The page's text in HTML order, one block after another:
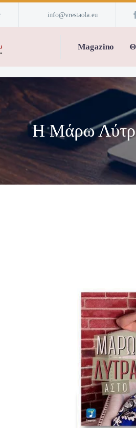
info@vrestaola.eu
Magazino
Η Μάρω Λύτρα